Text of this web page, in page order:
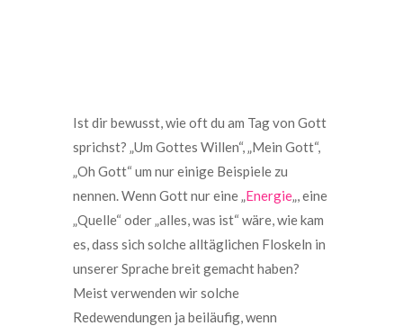
Ist dir bewusst, wie oft du am Tag von Gott
sprichst? „Um Gottes Willen“, „Mein Gott“,
„Oh Gott“ um nur einige Beispiele zu
nennen. Wenn Gott nur eine „Energie„, eine
„Quelle“ oder „alles, was ist“ wäre, wie kam
es, dass sich solche alltäglichen Floskeln in
unserer Sprache breit gemacht haben?
Meist verwenden wir solche
Redewendungen ja beiläufig, wenn